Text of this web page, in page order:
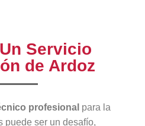
Servicio
de Ardoz
profesional para la
puede ser un desafío,